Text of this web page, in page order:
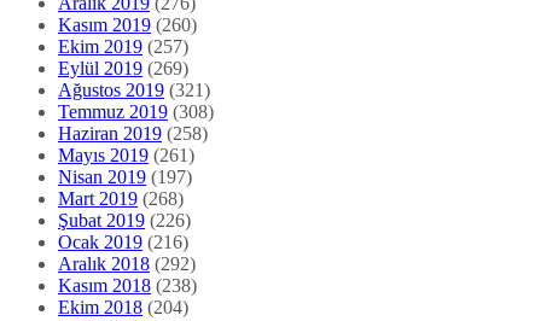
Kasım 2019 (260)
Ekim 2019 (257)
Eylül 2019 (269)
Ağustos 2019 (321)
Temmuz 2019 (308)
Haziran 2019 (258)
Mayıs 2019 (261)
Nisan 2019 (197)
Mart 2019 (268)
Şubat 2019 (226)
Ocak 2019 (216)
Aralık 2018 (292)
Kasım 2018 (238)
Ekim 2018 (204)